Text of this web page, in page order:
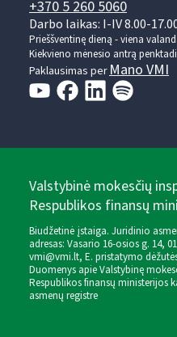
+370 5 260 5060
Darbo laikas: I-IV 8.00-
Prieššventinę dieną - viena
Kiekvieno mėnesio antrą
Paklausimas perMano VMI
Valstybinė mokesčių
Respublikos finansų
Biudžetinė įstaiga. Juridinio
adresas: Vasario 16-osios g. 14,
vmi@vmi.lt, E. pristatymo
Duomenys apie Valstybinę
Respublikos finansų ministerijos
asmenų registre